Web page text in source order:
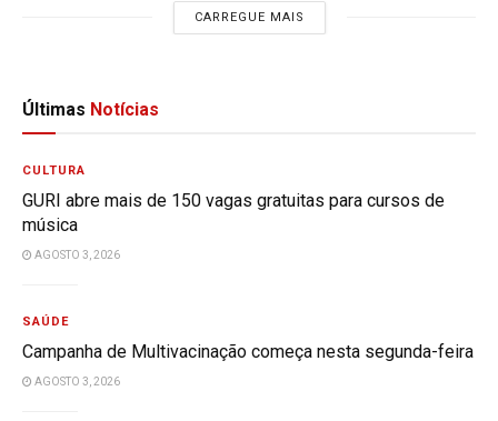
CARREGUE MAIS
Últimas Notícias
CULTURA
GURI abre mais de 150 vagas gratuitas para cursos de
música
AGOSTO 3, 2026
SAÚDE
Campanha de Multivacinação começa nesta segunda-feira
AGOSTO 3, 2026